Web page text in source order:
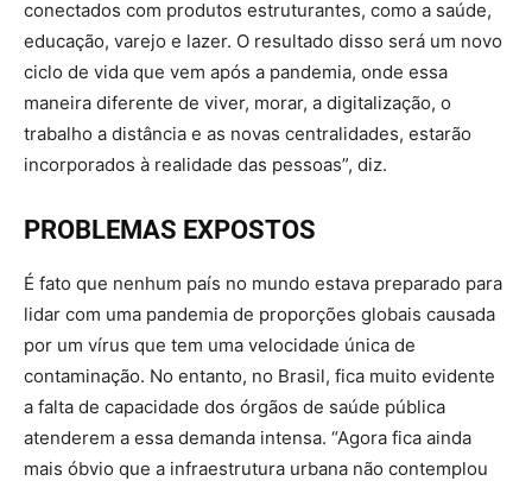
conectados com produtos estruturantes, como a saúde,
educação, varejo e lazer. O resultado disso será um novo
ciclo de vida que vem após a pandemia, onde essa
maneira diferente de viver, morar, a digitalização, o
trabalho a distância e as novas centralidades, estarão
incorporados à realidade das pessoas”, diz.
PROBLEMAS EXPOSTOS
É fato que nenhum país no mundo estava preparado para
lidar com uma pandemia de proporções globais causada
por um vírus que tem uma velocidade única de
contaminação. No entanto, no Brasil, fica muito evidente
a falta de capacidade dos órgãos de saúde pública
atenderem a essa demanda intensa. “Agora fica ainda
mais óbvio que a infraestrutura urbana não contemplou